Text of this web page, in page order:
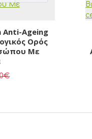
Anti-Ageing
Ορός
Με